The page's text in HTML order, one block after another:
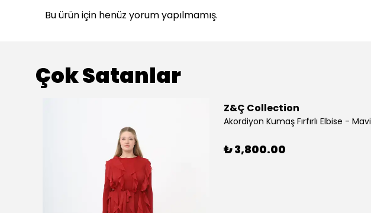
Bu ürün için henüz yorum yapılmamış.
Çok Satanlar
Z&Ç Collection
Akordiyon Kumaş Fırfırlı Elbise - Mavi
₺ 3,800.00